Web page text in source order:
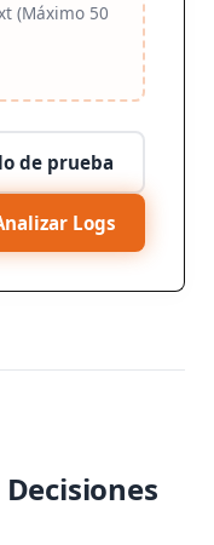
(Máximo 50
de prueba
Logs